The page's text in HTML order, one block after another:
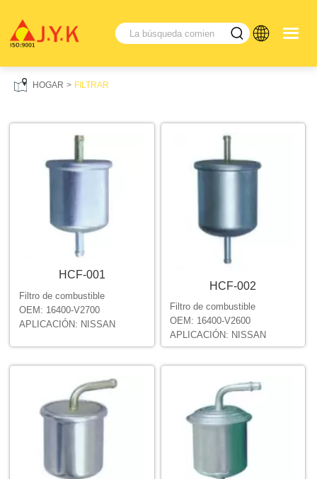
HOGAR FILTRAR
HCF-001
Filtro de combustible
OEM: 16400-V2700
APLICACIÓN: NISSAN
HCF-002
Filtro de combustible
OEM: 16400-V2600
APLICACIÓN: NISSAN